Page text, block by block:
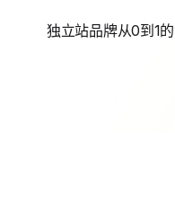
独立站品牌从0到1